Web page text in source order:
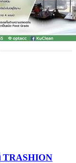
TRASHION